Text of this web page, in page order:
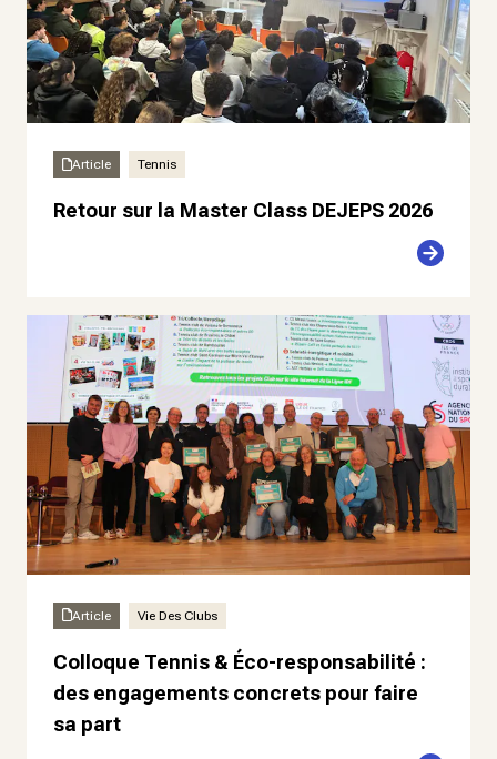
Article Tennis
Retour sur la Master Class DEJEPS 2026
Article Vie Des Clubs
Colloque Tennis & Éco-responsabilité :
des engagements concrets pour faire
sa part